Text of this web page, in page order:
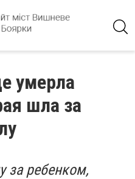
умерла
шла за
ребенком,